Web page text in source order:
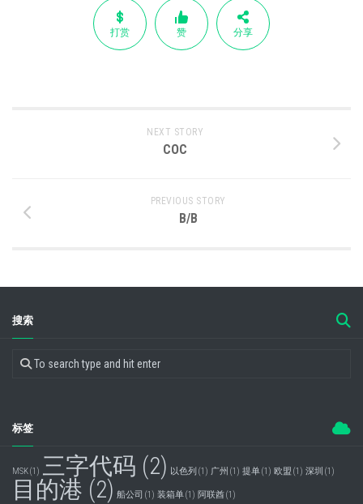
打赏 赞 分享
NEXT STORY
COC
PREVIOUS STORY
B/B
搜索
标签
MSK(1) 三字代码 (2) 以色列 (1) 广州 (1) 提单(1) 欧盟 (1) 深圳 (1)
目的港 (2) 船公司 (1) 装箱单(1) 阿联酋(1)